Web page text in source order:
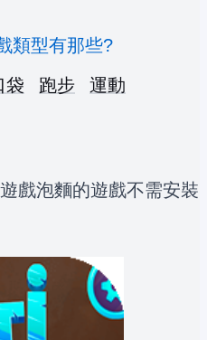
類型有那些?
袋 跑步
運動
戲泡麵的遊戲不需安裝